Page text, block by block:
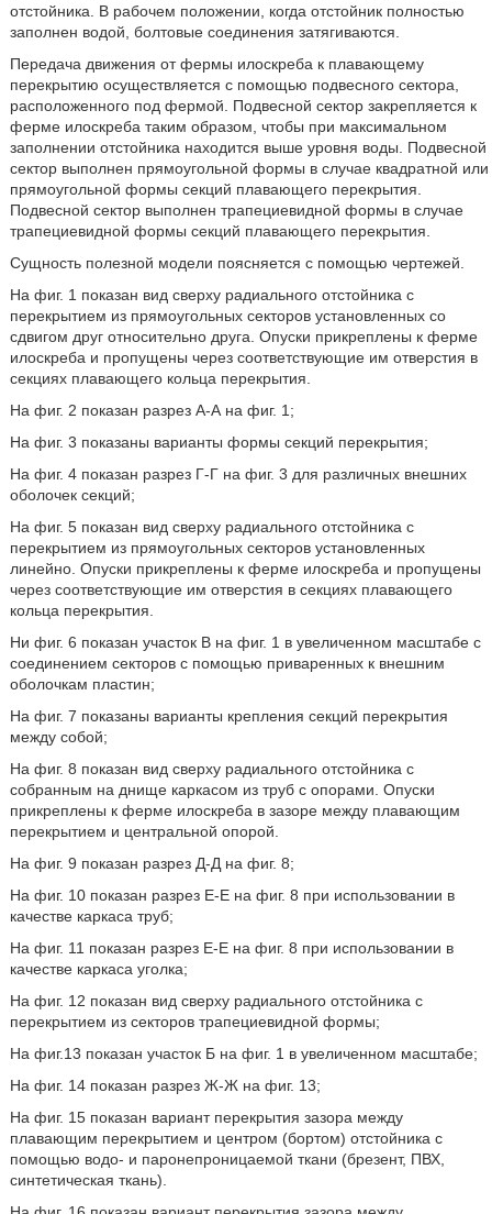
отстойника. В рабочем положении, когда отстойник полностью
заполнен водой, болтовые соединения затягиваются.
Передача движения от фермы илоскреба к плавающему
перекрытию осуществляется с помощью подвесного сектора,
расположенного под фермой. Подвесной сектор закрепляется к
ферме илоскреба таким образом, чтобы при максимальном
заполнении отстойника находится выше уровня воды. Подвесной
сектор выполнен прямоугольной формы в случае квадратной или
прямоугольной формы секций плавающего перекрытия.
Подвесной сектор выполнен трапециевидной формы в случае
трапециевидной формы секций плавающего перекрытия.
Сущность полезной модели поясняется с помощью чертежей.
На фиг. 1 показан вид сверху радиального отстойника с
перекрытием из прямоугольных секторов установленных со
сдвигом друг относительно друга. Опуски прикреплены к ферме
илоскреба и пропущены через соответствующие им отверстия в
секциях плавающего кольца перекрытия.
На фиг. 2 показан разрез А-А на фиг. 1;
На фиг. 3 показаны варианты формы секций перекрытия;
На фиг. 4 показан разрез Г-Г на фиг. 3 для различных внешних
оболочек секций;
На фиг. 5 показан вид сверху радиального отстойника с
перекрытием из прямоугольных секторов установленных
линейно. Опуски прикреплены к ферме илоскреба и пропущены
через соответствующие им отверстия в секциях плавающего
кольца перекрытия.
Ни фиг. 6 показан участок В на фиг. 1 в увеличенном масштабе с
соединением секторов с помощью приваренных к внешним
оболочкам пластин;
На фиг. 7 показаны варианты крепления секций перекрытия
между собой;
На фиг. 8 показан вид сверху радиального отстойника с
собранным на днище каркасом из труб с опорами. Опуски
прикреплены к ферме илоскреба в зазоре между плавающим
перекрытием и центральной опорой.
На фиг. 9 показан разрез Д-Д на фиг. 8;
На фиг. 10 показан разрез Е-Е на фиг. 8 при использовании в
качестве каркаса труб;
На фиг. 11 показан разрез Е-Е на фиг. 8 при использовании в
качестве каркаса уголка;
На фиг. 12 показан вид сверху радиального отстойника с
перекрытием из секторов трапециевидной формы;
На фиг.13 показан участок Б на фиг. 1 в увеличенном масштабе;
На фиг. 14 показан разрез Ж-Ж на фиг. 13;
На фиг. 15 показан вариант перекрытия зазора между
плавающим перекрытием и центром (бортом) отстойника с
помощью водо- и паронепроницаемой ткани (брезент, ПВХ,
синтетическая ткань).